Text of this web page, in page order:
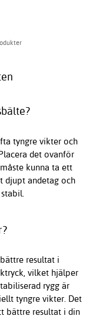
tyngre vikter och
det ovanför
kunna ta ett
djupt andetag och
resultat i
vilket hjälper
rygg är
tyngre vikter. Det
bättre resultat i din